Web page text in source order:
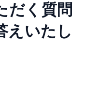
だく質問
えいたし